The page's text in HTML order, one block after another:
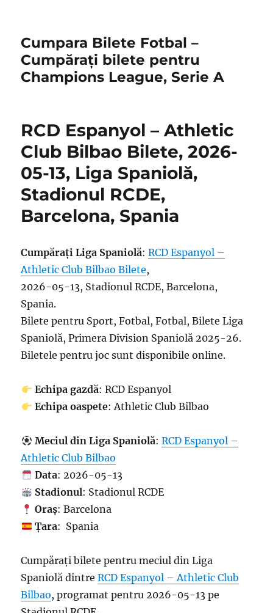
Cumpara Bilete Fotbal –
Cumpărați bilete pentru
Champions League, Serie A
RCD Espanyol – Athletic
Club Bilbao Bilete, 2026-
05-13, Liga Spaniolă,
Stadionul RCDE,
Barcelona, Spania
Cumpărați Liga Spaniolă:RCD Espanyol –
Athletic Club Bilbao Bilete,
2026-05-13, Stadionul RCDE, Barcelona,
Spania.
Bilete pentru Sport, Fotbal, Fotbal, Bilete Liga
Spaniolă, Primera Division Spaniolă 2025-26.
Biletele pentru joc sunt disponibile online.
Echipa gazdă: RCD Espanyol
Echipa oaspete: Athletic Club Bilbao
Meciul din Liga Spaniolă: RCD Espanyol –
Athletic Club Bilbao
Data: 2026-05-13
Stadionul: Stadionul RCDE
Oraș: Barcelona
Țara: Spania
Cumpărați bilete pentru meciul din Liga
Spaniolă dintreRCD Espanyol – Athletic Club
Bilbao, programat pentru 2026-05-13 pe